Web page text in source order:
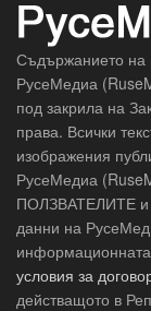
Съдържанието на
РусеМедиа
под закрила на
права. Всички
изображения
РусеМедиа
ПОЛЗВАТЕЛИТЕ и
данни на
условия за
действащото в